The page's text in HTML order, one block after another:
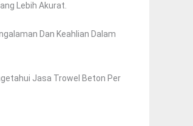
Lebih Akurat.
Dan Keahlian Dalam
Jasa Trowel Beton Per